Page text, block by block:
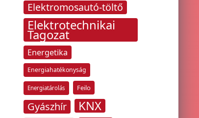
Elektromosautó-töltő
Elektrotechnikai
Tagozat
Energetika
Energiahatékonyság
Energiatárolás Feilo
Gyászhír KNX